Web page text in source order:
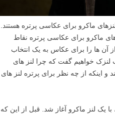
ماکرو برای عکاسی پرتره هستند.
های ماکرو برای عکاسی پرتره نقاط
آن ها را برای عکاس به یک انتخاب
خواهیم گفت که چرا لنز های
اینکه از چه نظر برای پرتره لنز های
یک لنز ماکرو آغاز شد. قبل از این که